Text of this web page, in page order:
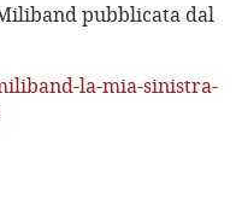
pubblicata dal
la-mia-sinistra-